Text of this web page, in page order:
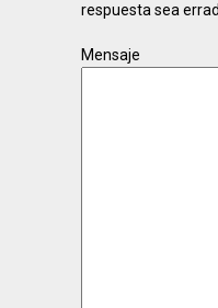
respuesta sea
Mensaje